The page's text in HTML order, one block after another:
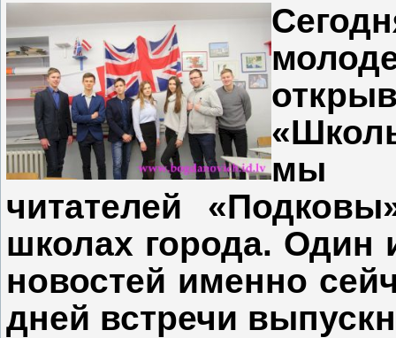
мы
читателей
школах города. Один
новостей именно
дней встречи